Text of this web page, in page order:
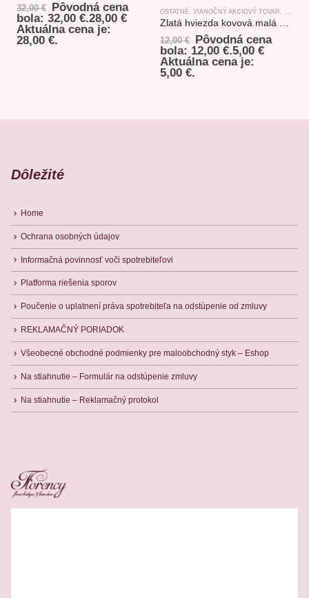
32,00€ Pôvodná cena
bola: 32,00 €.28,00 €
Aktuálna cena je:
28,00 €.
OSTATNÉ, VIANOČNÝ AKCIOVÝ TOVAR ,
Zlatá hviezda kovová malá 10,5×10,5cm
12,00€ Pôvodná cena
bola: 12,00 €.5,00 €
Aktuálna cena je:
5,00 €.
Dôležité
Home
Ochrana osobných údajov
Informačná povinnosť voči spotrebiteľovi
Platforma riešenia sporov
Poučenie o uplatnení práva spotrebiteľa na odstúpenie od zmluvy
REKLAMAČNÝ PORIADOK
Všeobecné obchodné podmienky pre maloobchodný styk – Eshop
Na stiahnutie – Formulár na odstúpenie zmluvy
Na stiahnutie – Reklamačný protokol